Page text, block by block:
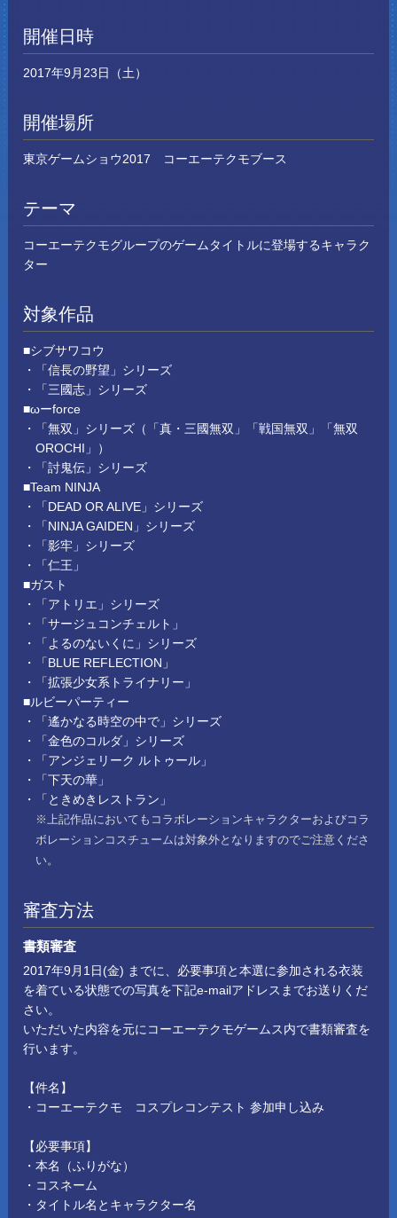
開催日時
2017年9月23日（土）
開催場所
東京ゲームショウ2017 コーエーテクモブース
テーマ
コーエーテクモグループのゲームタイトルに登場するキャラク
ター
対象作品
■シブサワコウ
・「信長の野望」シリーズ
・「三國志」シリーズ
■ωーforce
・「無双」シリーズ（「真・三國無双」「戦国無双」「無双
OROCHI」）
・「討鬼伝」シリーズ
■Team NINJA
・「DEAD OR ALIVE」シリーズ
・「NINJA GAIDEN」シリーズ
・「影牢」シリーズ
・「仁王」
■ガスト
・「アトリエ」シリーズ
・「サージュコンチェルト」
・「よるのないくに」シリーズ
・「BLUE REFLECTION」
・「拡張少女系トライナリー」
■ルビーパーティー
・「遙かなる時空の中で」シリーズ
・「金色のコルダ」シリーズ
・「アンジェリーク ルトゥール」
・「下天の華」
・「ときめきレストラン」
※上記作品においてもコラボレーションキャラクターおよびコラ
ボレーションコスチュームは対象外となりますのでご注意くださ
い。
審査方法
書類審査
2017年9月1日(金) までに、必要事項と本選に参加される衣装
を着ている状態での写真を下記e-mailアドレスまでお送りくだ
さい。
いただいた内容を元にコーエーテクモゲームス内で書類審査を
行います。
【件名】
・コーエーテクモ コスプレコンテスト 参加申し込み
【必要事項】
・本名（ふりがな）
・コスネーム
・タイトル名とキャラクター名